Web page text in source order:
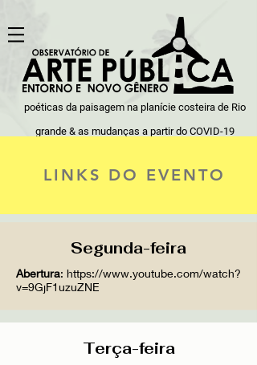
poéticas da paisagem na planície costeira de Rio
grande & as mudanças a partir do COVID-19
LINKS DO EVENTO
Segunda-feira
Abertura: https://www.youtube.com/watch?
v=9GjF1uzuZNE
Terça-feira